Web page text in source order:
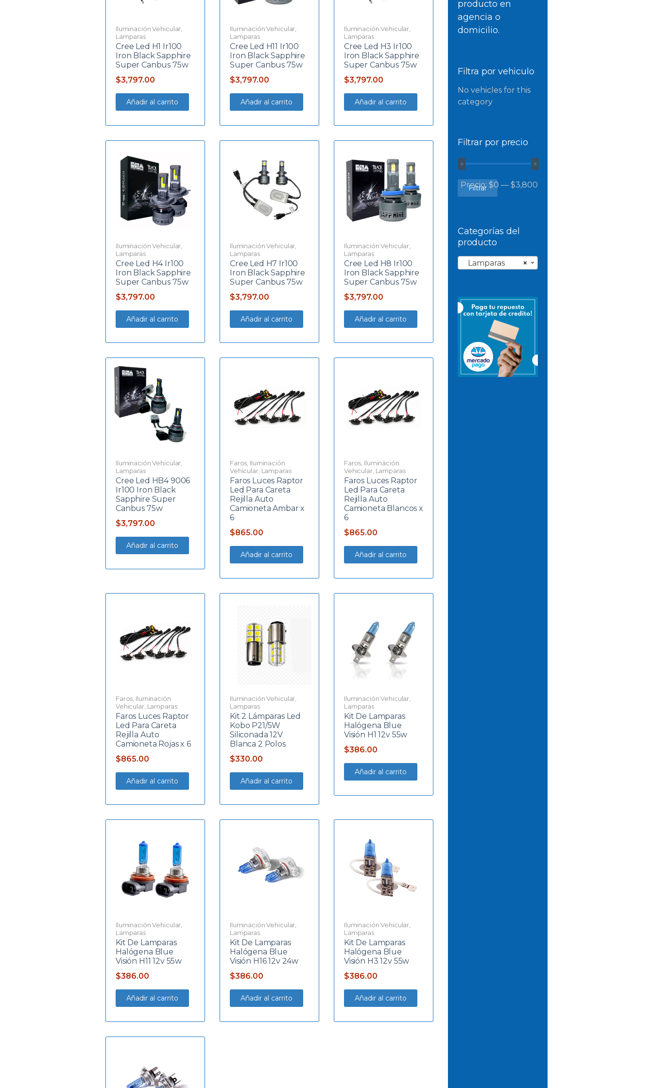
Iluminación Vehicular
Lamparas
Cree Led H1 Ir100
Iron Black Sapphire
Super Canbus 75w
$3,797.00
Añadir al carrito
Iluminación Vehicular
Lamparas
Cree Led H11 Ir100
Iron Black Sapphire
Super Canbus 75w
$3,797.00
Añadir al carrito
Iluminación Vehicular
Lamparas
Cree Led H3 Ir100
Iron Black Sapphire
Super Canbus 75w
$3,797.00
Añadir al carrito
Iluminación Vehicular
Lamparas
Cree Led H4 Ir100
Iron Black Sapphire
Super Canbus 75w
$3,797.00
Añadir al carrito
Iluminación Vehicular
Lamparas
Cree Led H7 Ir100
Iron Black Sapphire
Super Canbus 75w
$3,797.00
Añadir al carrito
Iluminación Vehicular
Lamparas
Cree Led H8 Ir100
Iron Black Sapphire
Super Canbus 75w
$3,797.00
Añadir al carrito
Iluminación Vehicular
Lamparas
Cree Led HB4 9006
Ir100 Iron Black
Sapphire Super
Canbus 75w
$3,797.00
Añadir al carrito
Faros Iluminación
Vehicular, Lamparas
Faros Luces Raptor
Led Para Careta
Rejilla Auto
Camioneta Ambar x
6
$865.00
Añadir al carrito
Faros Iluminación
Vehicular, Lamparas
Faros Luces Raptor
Led Para Careta
Rejilla Auto
Camioneta Blancos x
6
$865.00
Añadir al carrito
Faros Iluminación
Vehicular, Lamparas
Faros Luces Raptor
Led Para Careta
Rejilla Auto
Camioneta Rojas x 6
$865.00
Añadir al carrito
Iluminación Vehicular
Lamparas
Kit 2 Lámparas Led
Kobo P21/5W
Siliconada 12V
Blanca 2 Polos
$330.00
Añadir al carrito
Iluminación Vehicular
Lamparas
Kit De Lamparas
Halógena Blue
Visión H1 12v 55w
$386.00
Añadir al carrito
Iluminación Vehicular
Lamparas
Kit De Lamparas
Halógena Blue
Visión H11 12v 55w
$386.00
Añadir al carrito
Iluminación Vehicular
Lamparas
Kit De Lamparas
Halógena Blue
Visión H16 12v 24w
$386.00
Añadir al carrito
Iluminación Vehicular
Lamparas
Kit De Lamparas
Halógena Blue
Visión H3 12v 55w
$386.00
Añadir al carrito
producto en
agencia o
domicilio.
Filtra por vehiculo
No vehicles for this
category
Filtrar por precio
Precio
mínimo
Precio
máximo
Filtrar
Precio: $0 — $3,800
Categorías del
producto
×
Lamparas